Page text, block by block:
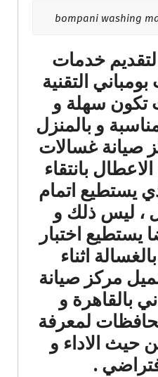
خدمات
التقنية
تكون سهلة و
و بالمنزل
صيانة غسالات
بانتقاء
يستطيع اتمام
، ليس ذلك و
اختبار
اثناء
مركز صيانة
بالقاهرة و
لمعرفة
حيث الاداء و
.